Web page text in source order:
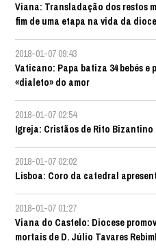
Viana: Transladação dos restos
fim de uma etapa na vida da
2018-01-07 09:43
Vaticano: Papa batiza 34 bebés e
«dialeto» do amor
2018-01-07 02:54
Igreja: Cristãos de Rito Bizantino
2018-01-07 02:02
Lisboa: Coro da catedral
2018-01-07 01:27
Viana do Castelo: Diocese
mortais de D. Júlio Tavares